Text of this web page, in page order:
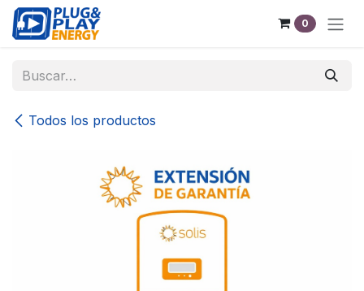
Ir al contenido
0
Todos los productos